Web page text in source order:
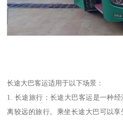
长途大巴客运适用于以下场景：
1. 长途旅行：长途大巴客运是一种
离较远的旅行。乘坐长途大巴可以